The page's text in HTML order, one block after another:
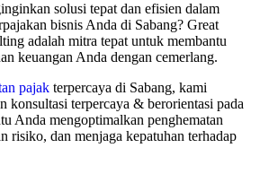
solusi tepat dan efisien dalam
bisnis Anda di Sabang? Great
adalah mitra tepat untuk membantu
keuangan Anda dengan cemerlang.
pajak terpercaya di Sabang, kami
konsultasi terpercaya & berorientasi pada
Anda mengoptimalkan penghematan
risiko, dan menjaga kepatuhan terhadap